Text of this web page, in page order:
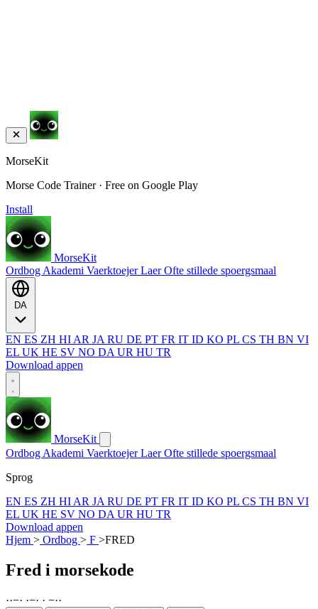
MorseKit
Morse Code Trainer · Free on Google Play
Install
MorseKit
Ordbog Akademi VaerktoejerLaerOfte stillede spoergsmaal
EN ES ZH HI AR JA RU DE PT FR IT ID KO PL CS TH BN VI
EL UK HE SV NO DA UR HU TR
Download appen
MorseKit
Ordbog Akademi VaerktoejerLaerOfte stillede spoergsmaal
Sprog
EN ES ZH HI AR JA RU DE PT FR IT ID KO PL CS TH BN VI
EL UK HE SV NO DA UR HU TR
Download appen
Hjem > Ordbog > F >FRED
Fred i morsekode
··−· ·−· · −··